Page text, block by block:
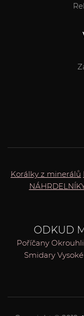
Korálky z minerálů
ODKUD
Poříčany
Smidary Vysoké